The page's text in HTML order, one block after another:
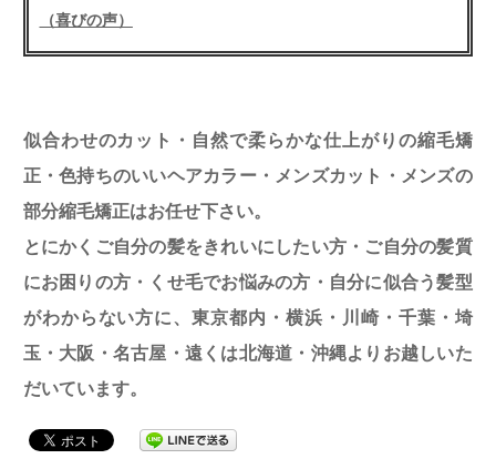
（喜びの声）
似合わせのカット・自然で柔らかな仕上がりの縮毛矯
正・色持ちのいいヘアカラー・メンズカット・メンズの
部分縮毛矯正はお任せ下さい。
とにかくご自分の髪をきれいにしたい方・ご自分の髪質
にお困りの方・くせ毛でお悩みの方・自分に似合う髪型
がわからない方に、東京都内・横浜・川崎・千葉・埼
玉・大阪・名古屋・遠くは北海道・沖縄よりお越しいた
だいています。